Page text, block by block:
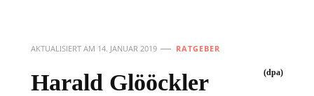
AKTUALISIERT AM 14. JANUAR 2019 RATGEBER
Harald Glööckler
(dpa)